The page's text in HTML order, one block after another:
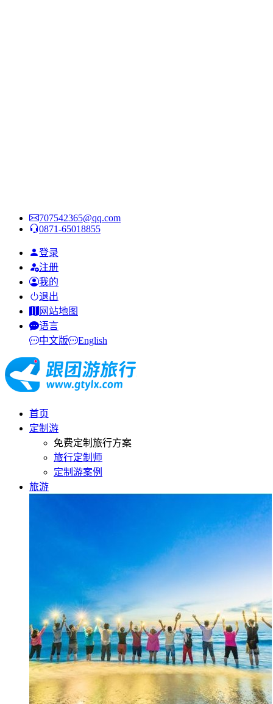
707542365@qq.com
0871-65018855
登录
注册
我的
退出
网站地图
语言
中文版
English
首页
定制游
免费定制旅行方案
旅行定制师
定制游案例
旅游